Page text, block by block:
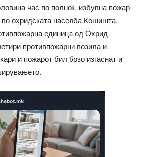
час по полноќ, избувна пожар
во охридската населба Кошишта.
единица од Охрид
противпожарни возила и
и пожарот бил брзо изгаснат и